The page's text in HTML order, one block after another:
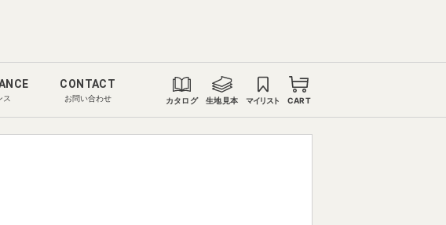
ス
CONTACT
お問い合わせ カタログ 生地見本 マイリスト CART